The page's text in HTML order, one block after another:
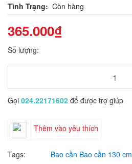
Tình Trạng: Còn hàng
365.000₫
Số lượng:
Gọi 024.22171602 để được trợ giúp
Thêm vào yêu thích
Tags: Bao cần Bao cần 130 cm